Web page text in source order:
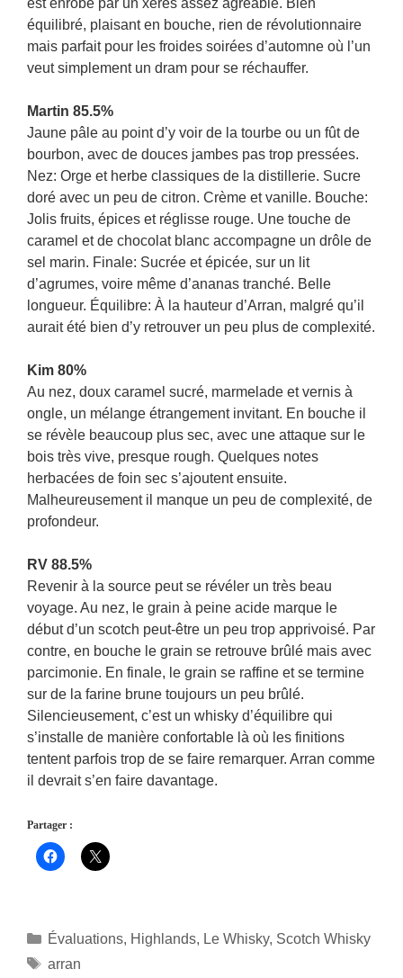
est enrobé par un xérès assez agréable. Bien
équilibré, plaisant en bouche, rien de révolutionnaire
mais parfait pour les froides soirées d’automne où l’un
veut simplement un dram pour se réchauffer.
Martin 85.5%
Jaune pâle au point d’y voir de la tourbe ou un fût de
bourbon, avec de douces jambes pas trop pressées.
Nez: Orge et herbe classiques de la distillerie. Sucre
doré avec un peu de citron. Crème et vanille. Bouche:
Jolis fruits, épices et réglisse rouge. Une touche de
caramel et de chocolat blanc accompagne un drôle de
sel marin. Finale: Sucrée et épicée, sur un lit
d’agrumes, voire même d’ananas tranché. Belle
longueur. Équilibre: À la hauteur d’Arran, malgré qu’il
aurait été bien d’y retrouver un peu plus de complexité.
Kim 80%
Au nez, doux caramel sucré, marmelade et vernis à
ongle, un mélange étrangement invitant. En bouche il
se révèle beaucoup plus sec, avec une attaque sur le
bois très vive, presque rough. Quelques notes
herbacées de foin sec s’ajoutent ensuite.
Malheureusement il manque un peu de complexité, de
profondeur.
RV 88.5%
Revenir à la source peut se révéler un très beau
voyage. Au nez, le grain à peine acide marque le
début d’un scotch peut-être un peu trop apprivoisé. Par
contre, en bouche le grain se retrouve brûlé mais avec
parcimonie. En finale, le grain se raffine et se termine
sur de la farine brune toujours un peu brûlé.
Silencieusement, c’est un whisky d’équilibre qui
s’installe de manière confortable là où les finitions
tentent parfois trop de se faire remarquer. Arran comme
il devrait s’en faire davantage.
Partager :
Catégories
Évaluations, Highlands, Le Whisky, Scotch Whisky
Étiquettes
arran